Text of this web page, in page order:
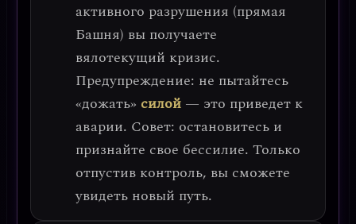
активного разрушения (прямая
Башня) вы получаете
вялотекущий кризис.
Предупреждение: не пытайтесь
«дожать» силой — это приведет к
аварии. Совет: остановитесь и
признайте свое бессилие. Только
отпустив контроль, вы сможете
увидеть новый путь.